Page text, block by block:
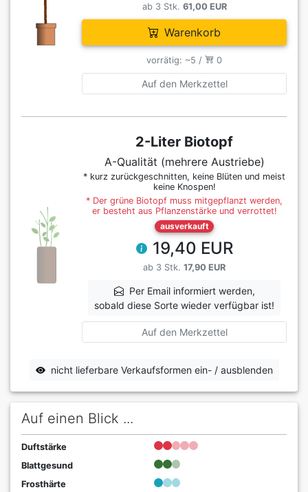
ab 3 Stk. 61,00 EUR
Warenkorb
vorrätig: ~5 / 0
Auf den Merkzettel
2-Liter Biotopf
A-Qualität (mehrere Austriebe)
* kurz zurückgeschnitten, keine Blüten und meist
keine Knospen!
* Der grüne Biotopf muss mitgepflanzt werden,
er besteht aus Pflanzenstärke und verrottet!
ausverkauft
19,40 EUR
ab 3 Stk. 17,90 EUR
Per Email informiert werden,
sobald diese Sorte wieder verfügbar ist!
Auf den Merkzettel
nicht lieferbare Verkaufsformen ein- / ausblenden
Auf einen Blick ...
Duftstärke
Blattgesund
Frosthärte